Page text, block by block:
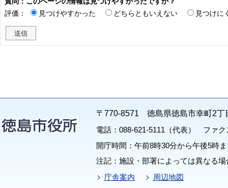
評価：
見つけやすかった どちらともいえない 見つけに
〒770-8571 徳島県徳島市幸町2丁
電話：088-621-5111（代表） ファク
開庁時間：午前8時30分から午後5時
注記：施設・部署によっては異なる
庁舎案内
周辺地図